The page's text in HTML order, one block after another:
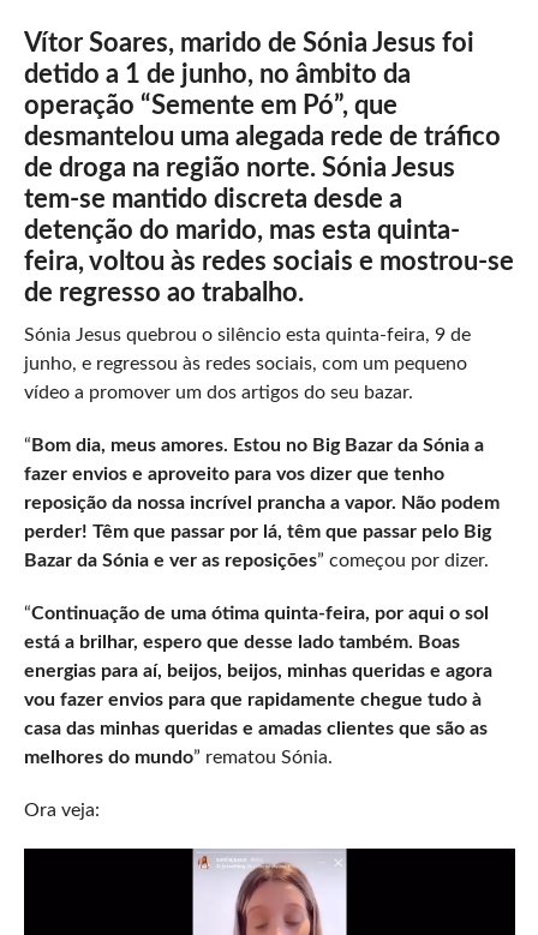
Vítor Soares, marido de Sónia Jesus foi
detido a 1 de junho, no âmbito da
operação “Semente em Pó”, que
desmantelou uma alegada rede de tráfico
de droga na região norte. Sónia Jesus
tem-se mantido discreta desde a
detenção do marido, mas esta quinta-
feira, voltou às redes sociais e mostrou-se
de regresso ao trabalho.
Sónia Jesus quebrou o silêncio esta quinta-feira, 9 de
junho, e regressou às redes sociais, com um pequeno
vídeo a promover um dos artigos do seu bazar.
“ Bom dia, meus amores. Estou no Big Bazar da Sónia a
fazer envios e aproveito para vos dizer que tenho
reposição da nossa incrível prancha a vapor. Não podem
perder! Têm que passar por lá, têm que passar pelo Big
Bazar da Sónia e ver as reposições” começou por dizer.
“Continuação de uma ótima quinta-feira, por aqui o sol
está a brilhar, espero que desse lado também. Boas
energias para aí, beijos, beijos, minhas queridas e agora
vou fazer envios para que rapidamente chegue tudo à
casa das minhas queridas e amadas clientes que são as
melhores do mundo” rematou Sónia.
Ora veja: